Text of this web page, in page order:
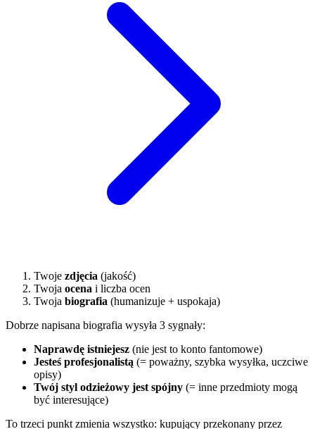
Twoje zdjęcia (jakość)
Twoja ocena i liczba ocen
Twoja biografia (humanizuje + uspokaja)
Dobrze napisana biografia wysyła 3 sygnały:
Naprawdę istniejesz (nie jest to konto fantomowe)
Jesteś profesjonalistą (= poważny, szybka wysyłka, uczciwe
opisy)
Twój styl odzieżowy jest spójny (= inne przedmioty mogą
być interesujące)
To trzeci punkt zmienia wszystko: kupujący przekonany przez